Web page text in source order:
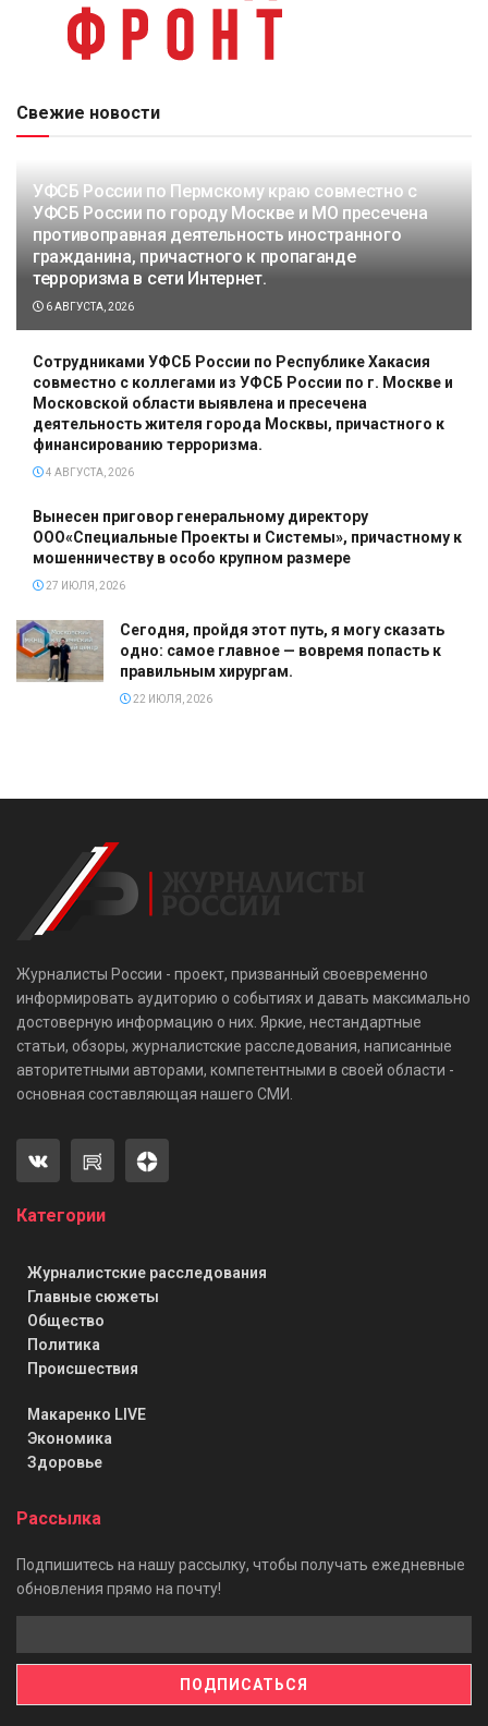
Свежие новости
УФСБ России по Пермскому краю совместно с
УФСБ России по городу Москве и МО пресечена
противоправная деятельность иностранного
гражданина, причастного к пропаганде
терроризма в сети Интернет.
6 АВГУСТА, 2026
Сотрудниками УФСБ России по Республике Хакасия
совместно с коллегами из УФСБ России по г. Москве и
Московской области выявлена и пресечена
деятельность жителя города Москвы, причастного к
финансированию терроризма.
4 АВГУСТА, 2026
Вынесен приговор генеральному директору
ООО«Специальные Проекты и Системы», причастному к
мошенничеству в особо крупном размере
27 ИЮЛЯ, 2026
Сегодня, пройдя этот путь, я могу сказать
одно: самое главное — вовремя попасть к
правильным хирургам.
22 ИЮЛЯ, 2026
Журналисты России - проект, призванный своевременно
информировать аудиторию о событиях и давать максимально
достоверную информацию о них. Яркие, нестандартные
статьи, обзоры, журналистские расследования, написанные
авторитетными авторами, компетентными в своей области -
основная составляющая нашего СМИ.
Категории
Журналистские расследования
Главные сюжеты
Общество
Политика
Происшествия
Макаренко LIVE
Экономика
Здоровье
Рассылка
Подпишитесь на нашу рассылку, чтобы получать ежедневные
обновления прямо на почту!